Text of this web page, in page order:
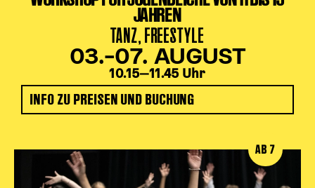
JAHREN
TANZ, FREESTYLE
03.–07. AUGUST
10.15‒11.45 Uhr
INFO ZU PREISEN UND BUCHUNG
AB 7